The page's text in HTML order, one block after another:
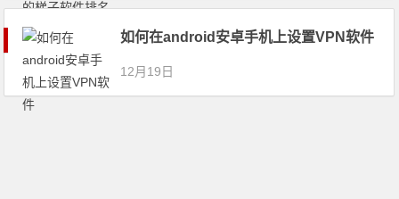
如何在android安卓手机上设置VPN软件
12月19日